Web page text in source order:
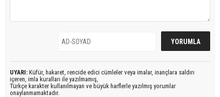
UYARI: Küfür, hakaret, rencide edici cümleler veya imalar, inançlara saldırı
içeren, imla kuralları ile yazılmamış,
Türkçe karakter kullanılmayan ve büyük harflerle yazılmış yorumlar
onaylanmamaktadır.